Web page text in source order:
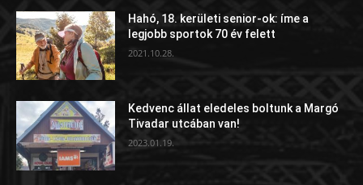
Hahó, 18. kerületi senior-ok: íme a
legjobb sportok 70 év felett
2021.10.28.
Kedvenc állat eledeles boltunk a Margó
Tivadar utcában van!
2023.01.19.